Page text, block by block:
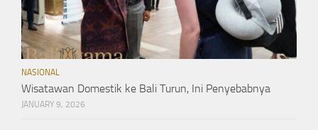
NASIONAL
Wisatawan Domestik ke Bali Turun, Ini Penyebabnya
JANUARY 9, 2026